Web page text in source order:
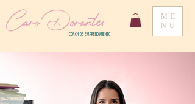
ME
NU
Caro Dorantes
COACH DE EMPRENDIMIENTO